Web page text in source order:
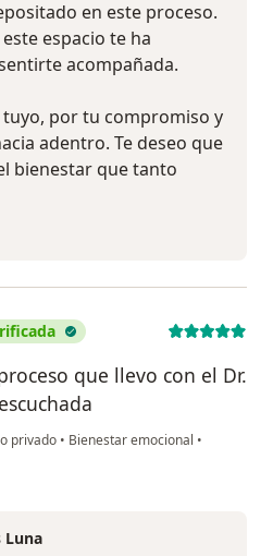
en este proceso.
espacio te ha
acompañada.
por tu compromiso y
adentro. Te deseo que
bienestar que tanto
que llevo con el Dr.
privado • Bienestar emocional •
Luna